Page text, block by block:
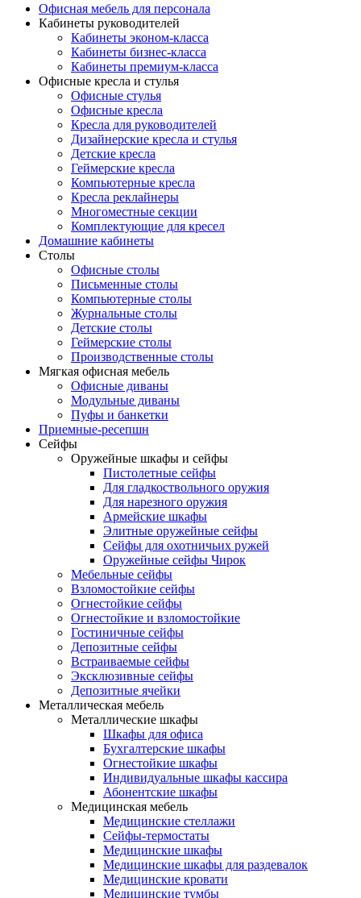
Офисная мебель для персонала
Кабинеты руководителей
Кабинеты эконом-класса
Кабинеты бизнес-класса
Кабинеты премиум-класса
Офисные кресла и стулья
Офисные стулья
Офисные кресла
Кресла для руководителей
Дизайнерские кресла и стулья
Детские кресла
Геймерские кресла
Компьютерные кресла
Кресла реклайнеры
Многоместные секции
Комплектующие для кресел
Домашние кабинеты
Столы
Офисные столы
Письменные столы
Компьютерные столы
Журнальные столы
Детские столы
Геймерские столы
Производственные столы
Мягкая офисная мебель
Офисные диваны
Модульные диваны
Пуфы и банкетки
Приемные-ресепшн
Сейфы
Оружейные шкафы и сейфы
Пистолетные сейфы
Для гладкоствольного оружия
Для нарезного оружия
Армейские шкафы
Элитные оружейные сейфы
Сейфы для охотничьих ружей
Оружейные сейфы Чирок
Мебельные сейфы
Взломостойкие сейфы
Огнестойкие сейфы
Огнестойкие и взломостойкие
Гостиничные сейфы
Депозитные сейфы
Встраиваемые сейфы
Эксклюзивные сейфы
Депозитные ячейки
Металлическая мебель
Металлические шкафы
Шкафы для офиса
Бухгалтерские шкафы
Огнестойкие шкафы
Индивидуальные шкафы кассира
Абонентские шкафы
Медицинская мебель
Медицинские стеллажи
Сейфы-термостаты
Медицинские шкафы
Медицинские шкафы для раздевалок
Медицинские кровати
Медицинские тумбы